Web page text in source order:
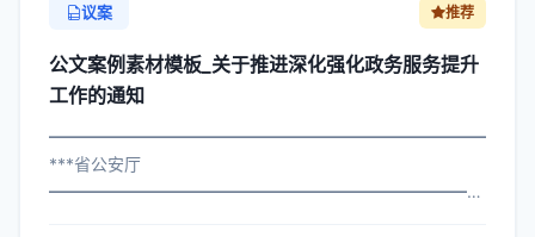
议案 推荐
公文案例素材模板_关于推进深化强化政务服务提升
工作的通知
***省公安厅